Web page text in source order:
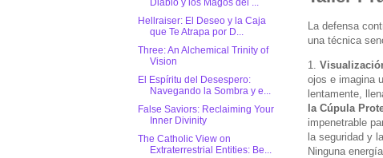
La defensa
una técnica
1.
ojos e imagina
lentamente,
la Cúpula
impenetrable
la seguridad y
Ninguna
Hellraiser: El Deseo y la Caja
que Te Atrapa por D...
Three: An Alchemical Trinity of
Vision
El Espíritu del Desespero:
Navegando la Sombra y e...
False Saviors: Reclaiming Your
Inner Divinity
The Catholic View on
Extraterrestrial Entities: Be...